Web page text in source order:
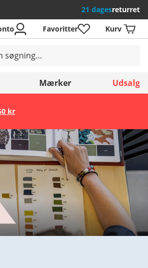
21 dagesreturret
Favoritter Kurv
Mærker Udsalg
kr